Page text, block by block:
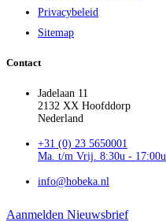
Privacybeleid
Sitemap
Contact
Jadelaan 11
2132 XX Hoofddorp
Nederland
+31 (0) 23 5650001
Ma. t/m Vrij. 8:30u - 17:00u
info@hobeka.nl
Aanmelden Nieuwsbrief